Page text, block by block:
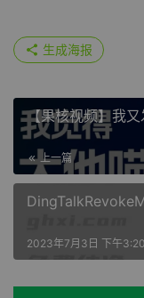
生成海报
【果核视频】我
上一篇
2023年7月3日 下午3:20